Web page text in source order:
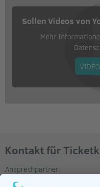
Sollen Videos von
Mehr
Kontakt für
Ansprechpartner: